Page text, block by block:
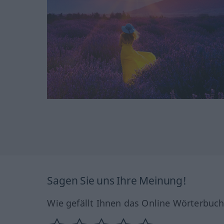
Sagen Sie uns Ihre Meinung!
Wie gefällt Ihnen das Online